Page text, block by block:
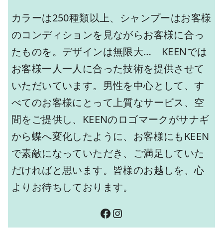
カラーは250種類以上、シャンプーはお客様
のコンディションを見ながらお客様に合っ
たものを。デザインは無限大… KEENでは
お客様一人一人に合った技術を提供させて
いただいています。男性を中心として、す
べてのお客様にとって上質なサービス、空
間をご提供し、KEENのロゴマークがサナギ
から蝶へ変化したように、お客様にもKEEN
で素敵になっていただき、ご満足していた
だければと思います。皆様のお越しを、心
よりお待ちしております。
Facebook Instagram